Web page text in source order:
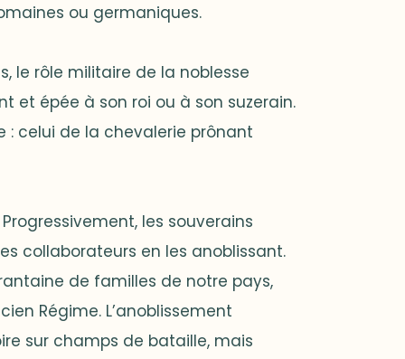
ou germaniques.
le rôle militaire de la noblesse
et épée à son roi ou à son suzerain.
: celui de la chevalerie prônant
les souverains
collaborateurs en les anoblissant.
de familles de notre pays,
Régime. L’anoblissement
sur champs de bataille, mais